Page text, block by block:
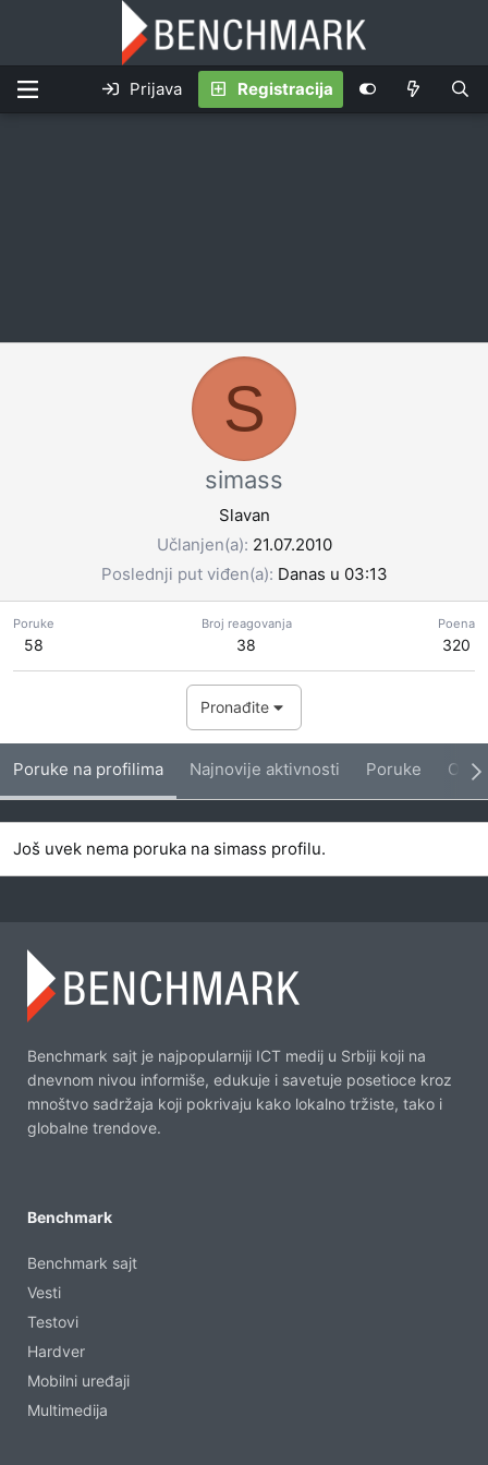
Prijava Registracija
S
simass
Slavan
Učlanjen(a) 21.07.2010
Poslednji put viđen(a) Danas u 03:13
Poruke
58
Broj reagovanja
38
Poena
320
Pronađite
Poruke na profilima Najnovije aktivnosti Poruke O
Još uvek nema poruka na simass profilu.
Benchmark sajt je najpopularniji ICT medij u Srbiji koji na
dnevnom nivou informiše, edukuje i savetuje posetioce kroz
mnoštvo sadržaja koji pokrivaju kako lokalno tržiste, tako i
globalne trendove.
Benchmark
Benchmark sajt
Vesti
Testovi
Hardver
Mobilni uređaji
Multimedija